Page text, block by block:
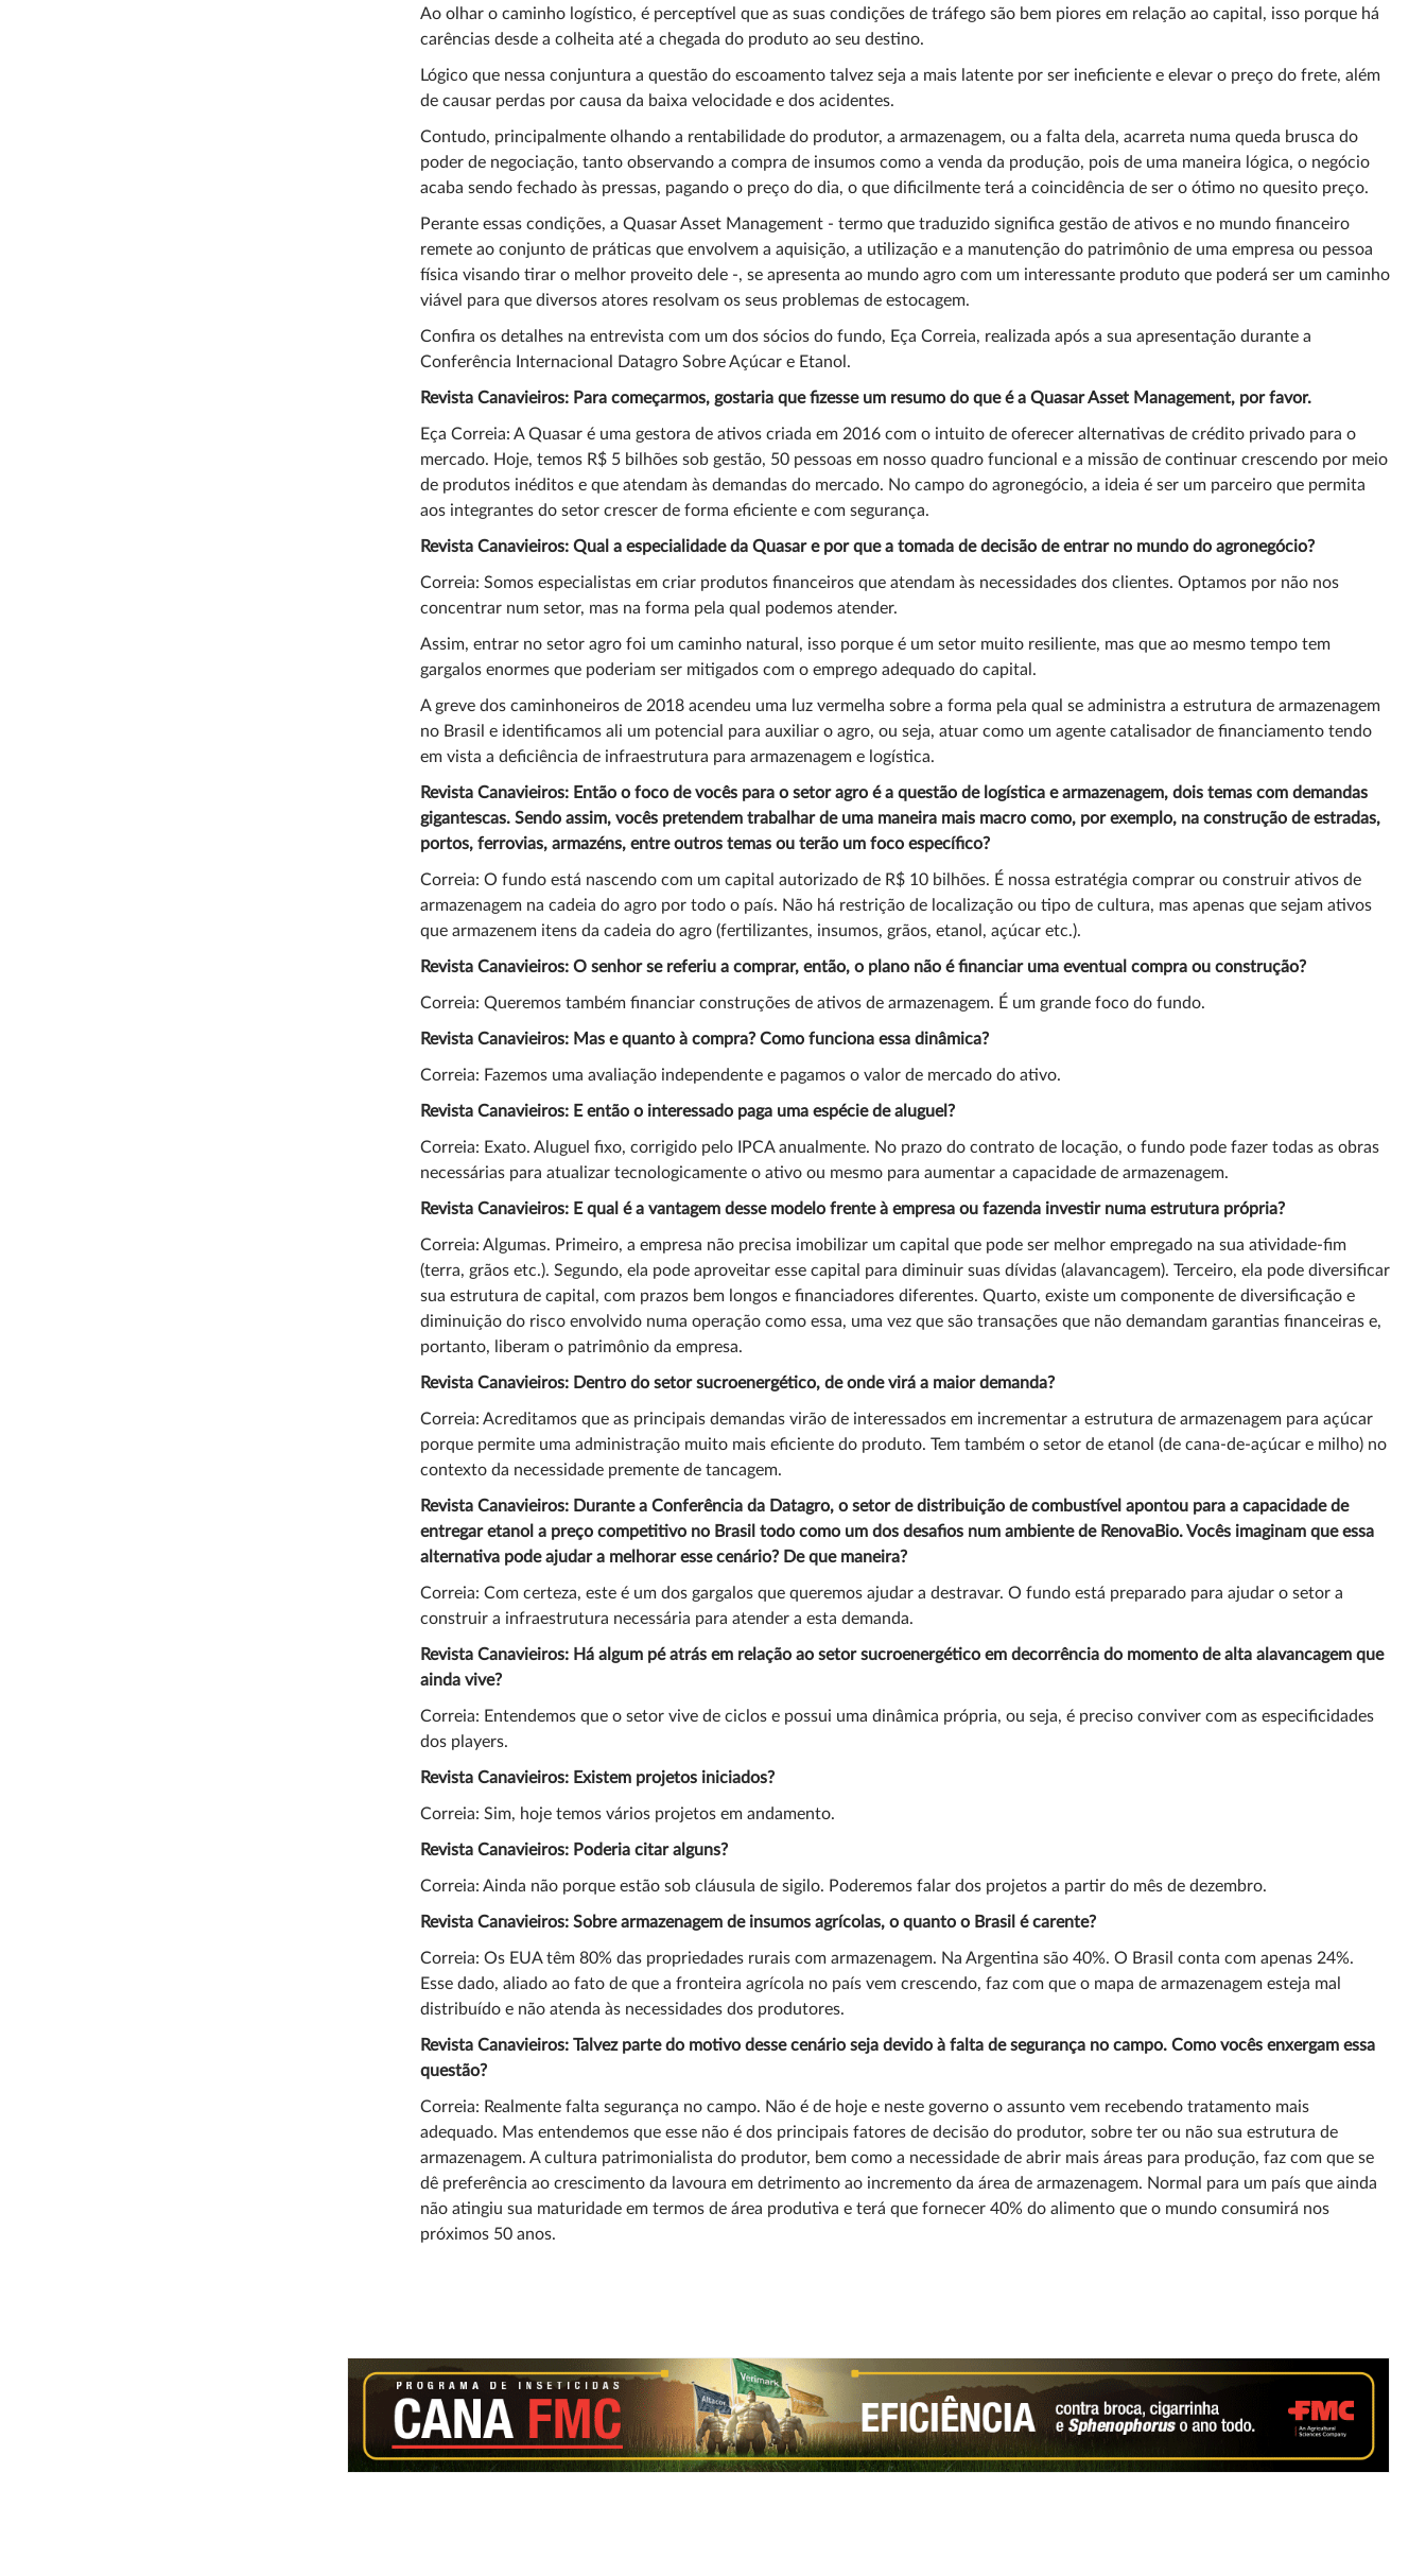
Ao olhar o caminho logístico, é perceptível que as suas condições de tráfego são bem piores em relação ao capital, isso porque há
carências desde a colheita até a chegada do produto ao seu destino.
Lógico que nessa conjuntura a questão do escoamento talvez seja a mais latente por ser ineficiente e elevar o preço do frete, além
de causar perdas por causa da baixa velocidade e dos acidentes.
Contudo, principalmente olhando a rentabilidade do produtor, a armazenagem, ou a falta dela, acarreta numa queda brusca do
poder de negociação, tanto observando a compra de insumos como a venda da produção, pois de uma maneira lógica, o negócio
acaba sendo fechado às pressas, pagando o preço do dia, o que dificilmente terá a coincidência de ser o ótimo no quesito preço.
Perante essas condições, a Quasar Asset Management - termo que traduzido significa gestão de ativos e no mundo financeiro
remete ao conjunto de práticas que envolvem a aquisição, a utilização e a manutenção do patrimônio de uma empresa ou pessoa
física visando tirar o melhor proveito dele -, se apresenta ao mundo agro com um interessante produto que poderá ser um caminho
viável para que diversos atores resolvam os seus problemas de estocagem.
Confira os detalhes na entrevista com um dos sócios do fundo, Eça Correia, realizada após a sua apresentação durante a
Conferência Internacional Datagro Sobre Açúcar e Etanol.
Revista Canavieiros: Para começarmos, gostaria que fizesse um resumo do que é a Quasar Asset Management, por favor.
Eça Correia: A Quasar é uma gestora de ativos criada em 2016 com o intuito de oferecer alternativas de crédito privado para o
mercado. Hoje, temos R$ 5 bilhões sob gestão, 50 pessoas em nosso quadro funcional e a missão de continuar crescendo por meio
de produtos inéditos e que atendam às demandas do mercado. No campo do agronegócio, a ideia é ser um parceiro que permita
aos integrantes do setor crescer de forma eficiente e com segurança.
Revista Canavieiros: Qual a especialidade da Quasar e por que a tomada de decisão de entrar no mundo do agronegócio?
Correia: Somos especialistas em criar produtos financeiros que atendam às necessidades dos clientes. Optamos por não nos
concentrar num setor, mas na forma pela qual podemos atender.
Assim, entrar no setor agro foi um caminho natural, isso porque é um setor muito resiliente, mas que ao mesmo tempo tem
gargalos enormes que poderiam ser mitigados com o emprego adequado do capital.
A greve dos caminhoneiros de 2018 acendeu uma luz vermelha sobre a forma pela qual se administra a estrutura de armazenagem
no Brasil e identificamos ali um potencial para auxiliar o agro, ou seja, atuar como um agente catalisador de financiamento tendo
em vista a deficiência de infraestrutura para armazenagem e logística.
Revista Canavieiros: Então o foco de vocês para o setor agro é a questão de logística e armazenagem, dois temas com demandas
gigantescas. Sendo assim, vocês pretendem trabalhar de uma maneira mais macro como, por exemplo, na construção de estradas,
portos, ferrovias, armazéns, entre outros temas ou terão um foco específico?
Correia: O fundo está nascendo com um capital autorizado de R$ 10 bilhões. É nossa estratégia comprar ou construir ativos de
armazenagem na cadeia do agro por todo o país. Não há restrição de localização ou tipo de cultura, mas apenas que sejam ativos
que armazenem itens da cadeia do agro (fertilizantes, insumos, grãos, etanol, açúcar etc.).
Revista Canavieiros: O senhor se referiu a comprar, então, o plano não é financiar uma eventual compra ou construção?
Correia: Queremos também financiar construções de ativos de armazenagem. É um grande foco do fundo.
Revista Canavieiros: Mas e quanto à compra? Como funciona essa dinâmica?
Correia: Fazemos uma avaliação independente e pagamos o valor de mercado do ativo.
Revista Canavieiros: E então o interessado paga uma espécie de aluguel?
Correia: Exato. Aluguel fixo, corrigido pelo IPCA anualmente. No prazo do contrato de locação, o fundo pode fazer todas as obras
necessárias para atualizar tecnologicamente o ativo ou mesmo para aumentar a capacidade de armazenagem.
Revista Canavieiros: E qual é a vantagem desse modelo frente à empresa ou fazenda investir numa estrutura própria?
Correia: Algumas. Primeiro, a empresa não precisa imobilizar um capital que pode ser melhor empregado na sua atividade-fim
(terra, grãos etc.). Segundo, ela pode aproveitar esse capital para diminuir suas dívidas (alavancagem). Terceiro, ela pode diversificar
sua estrutura de capital, com prazos bem longos e financiadores diferentes. Quarto, existe um componente de diversificação e
diminuição do risco envolvido numa operação como essa, uma vez que são transações que não demandam garantias financeiras e,
portanto, liberam o patrimônio da empresa.
Revista Canavieiros: Dentro do setor sucroenergético, de onde virá a maior demanda?
Correia: Acreditamos que as principais demandas virão de interessados em incrementar a estrutura de armazenagem para açúcar
porque permite uma administração muito mais eficiente do produto. Tem também o setor de etanol (de cana-de-açúcar e milho) no
contexto da necessidade premente de tancagem.
Revista Canavieiros: Durante a Conferência da Datagro, o setor de distribuição de combustível apontou para a capacidade de
entregar etanol a preço competitivo no Brasil todo como um dos desafios num ambiente de RenovaBio. Vocês imaginam que essa
alternativa pode ajudar a melhorar esse cenário? De que maneira?
Correia: Com certeza, este é um dos gargalos que queremos ajudar a destravar. O fundo está preparado para ajudar o setor a
construir a infraestrutura necessária para atender a esta demanda.
Revista Canavieiros: Há algum pé atrás em relação ao setor sucroenergético em decorrência do momento de alta alavancagem que
ainda vive?
Correia: Entendemos que o setor vive de ciclos e possui uma dinâmica própria, ou seja, é preciso conviver com as especificidades
dos players.
Revista Canavieiros: Existem projetos iniciados?
Correia: Sim, hoje temos vários projetos em andamento.
Revista Canavieiros: Poderia citar alguns?
Correia: Ainda não porque estão sob cláusula de sigilo. Poderemos falar dos projetos a partir do mês de dezembro.
Revista Canavieiros: Sobre armazenagem de insumos agrícolas, o quanto o Brasil é carente?
Correia: Os EUA têm 80% das propriedades rurais com armazenagem. Na Argentina são 40%. O Brasil conta com apenas 24%.
Esse dado, aliado ao fato de que a fronteira agrícola no país vem crescendo, faz com que o mapa de armazenagem esteja mal
distribuído e não atenda às necessidades dos produtores.
Revista Canavieiros: Talvez parte do motivo desse cenário seja devido à falta de segurança no campo. Como vocês enxergam essa
questão?
Correia: Realmente falta segurança no campo. Não é de hoje e neste governo o assunto vem recebendo tratamento mais
adequado. Mas entendemos que esse não é dos principais fatores de decisão do produtor, sobre ter ou não sua estrutura de
armazenagem. A cultura patrimonialista do produtor, bem como a necessidade de abrir mais áreas para produção, faz com que se
dê preferência ao crescimento da lavoura em detrimento ao incremento da área de armazenagem. Normal para um país que ainda
não atingiu sua maturidade em termos de área produtiva e terá que fornecer 40% do alimento que o mundo consumirá nos
próximos 50 anos.